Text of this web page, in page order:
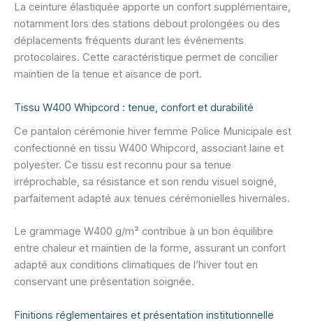
La ceinture élastiquée apporte un confort supplémentaire,
notamment lors des stations debout prolongées ou des
déplacements fréquents durant les événements
protocolaires. Cette caractéristique permet de concilier
maintien de la tenue et aisance de port.
Tissu W400 Whipcord : tenue, confort et durabilité
Ce pantalon cérémonie hiver femme Police Municipale est
confectionné en tissu W400 Whipcord, associant laine et
polyester. Ce tissu est reconnu pour sa tenue
irréprochable, sa résistance et son rendu visuel soigné,
parfaitement adapté aux tenues cérémonielles hivernales.
Le grammage W400 g/m² contribue à un bon équilibre
entre chaleur et maintien de la forme, assurant un confort
adapté aux conditions climatiques de l’hiver tout en
conservant une présentation soignée.
Finitions réglementaires et présentation institutionnelle